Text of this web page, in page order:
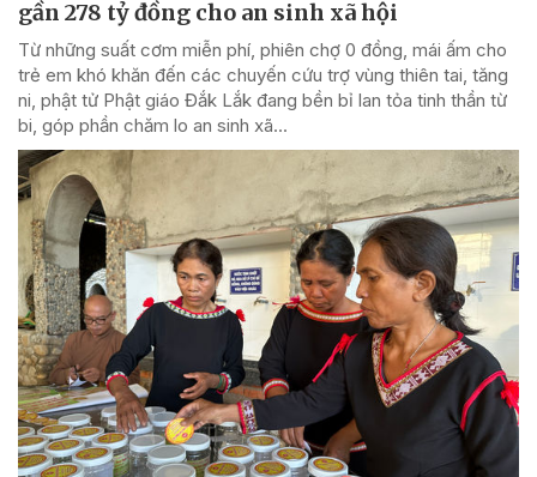
gần 278 tỷ đồng cho an sinh xã hội
Từ những suất cơm miễn phí, phiên chợ 0 đồng, mái ấm cho
trẻ em khó khăn đến các chuyến cứu trợ vùng thiên tai, tăng
ni, phật tử Phật giáo Đắk Lắk đang bền bỉ lan tỏa tinh thần từ
bi, góp phần chăm lo an sinh xã...